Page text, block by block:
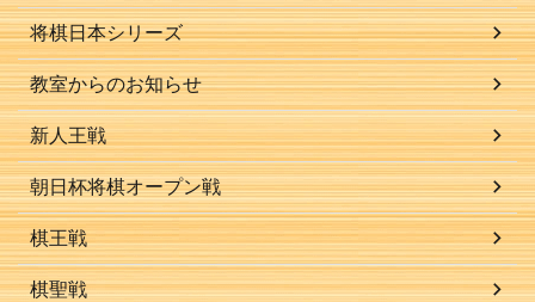
将棋日本シリーズ
教室からのお知らせ
新人王戦
朝日杯将棋オープン戦
棋王戦
棋聖戦